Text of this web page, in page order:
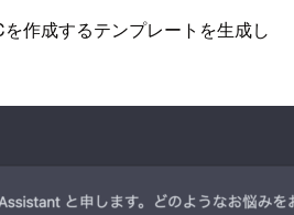
作成するテンプレートを生成し